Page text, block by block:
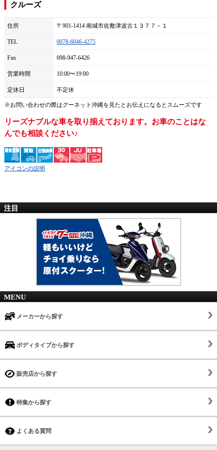
クルーズ
住所 〒901-1414 南城市佐敷津波古１３７７－１
TEL 0078-6046-4275
Fax 098-947-6426
営業時間 10:00〜19:00
定休日 不定休
※お問い合わせの際はグーネット沖縄を見たとお伝えになるとスムーズです
リーズナブルな車を取り揃えております。お車のことはな
んでも相談ください♪
アイコンの説明
注目
MENU
メーカーから探す
ボディタイプから探す
販売店から探す
特集から探す
よくある質問